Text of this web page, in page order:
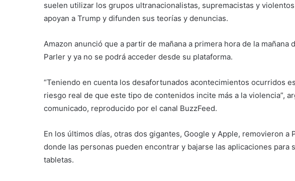
suelen utilizar los grupos ultranacionalistas, supremacistas y
apoyan a Trump y difunden sus teorías y denuncias.
Amazon anunció que a partir de mañana a primera hora de la
Parler y ya no se podrá acceder desde su plataforma.
“Teniendo en cuenta los desafortunados acontecimientos ocurridos
riesgo real de que este tipo de contenidos incite más a la violencia”,
comunicado, reproducido por el canal BuzzFeed.
En los últimos días, otras dos gigantes, Google y Apple, removieron a
donde las personas pueden encontrar y bajarse las aplicaciones para
tabletas.